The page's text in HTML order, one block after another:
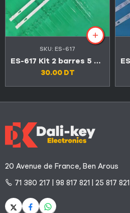
SKU: ES-617
ES-617 Kit 2 barres 5 LED 6V TV TCL 32″ 32D3000
30.00 DT
20 Avenue de France, Ben Arous
71 380 217 | 98 817 821 | 25 817 821